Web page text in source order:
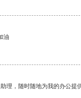
油
理，随时随地为我的办公提